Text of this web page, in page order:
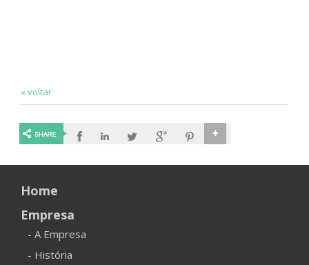
« voltar
Home
Empresa
- A Empresa
- História